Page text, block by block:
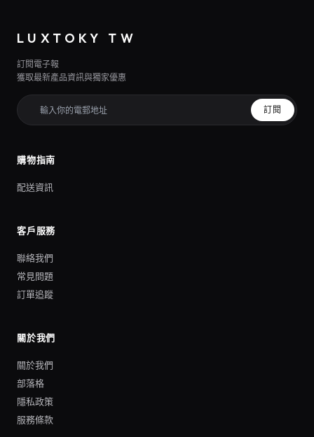
LUXTOKY TW
訂閱電子報
獲取最新產品資訊與獨家優惠
訂閱
購物指南
配送資訊
客戶服務
聯絡我們
常見問題
訂單追蹤
關於我們
關於我們
部落格
隱私政策
服務條款